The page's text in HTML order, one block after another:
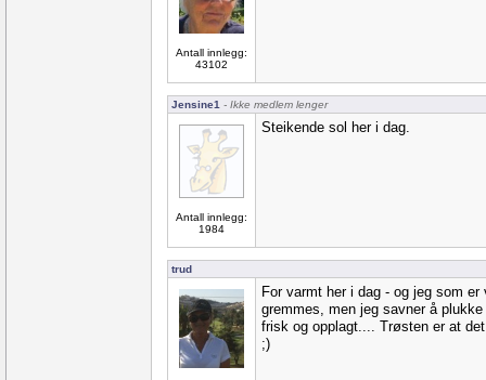
Antall innlegg:
43102
Jensine1 - Ikke medlem lenger
Antall innlegg:
1984
Steikende sol her i dag.
trud
For varmt her i dag - og jeg som
gremmes, men jeg savner å
frisk og opplagt.... Trøsten er at
;)